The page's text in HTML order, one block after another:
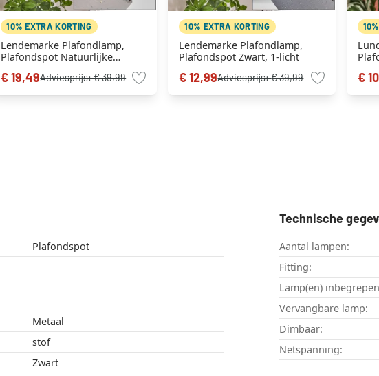
10% EXTRA KORTING
Lendemarke Plafondlamp,
Plafondspot Natuurlijke
€ 19,49Adviesprijs:€ 39,99
10% EXTRA KORTING
Lendemarke Plafondlamp,
Plafondspot Zwart, 1-licht
€ 12,99Adviesprijs:€ 39,99 €
Plafondspot
Metaal
stof
Zwart
Technische
Aantal lampen:
Fitting:
Lamp(en)
Vervangbare lamp:
Dimbaar:
Netspanning: